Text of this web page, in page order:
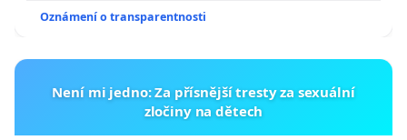
Oznámení o transparentnosti
Není mi jedno: Za přísnější tresty za sexuální
zločiny na dětech